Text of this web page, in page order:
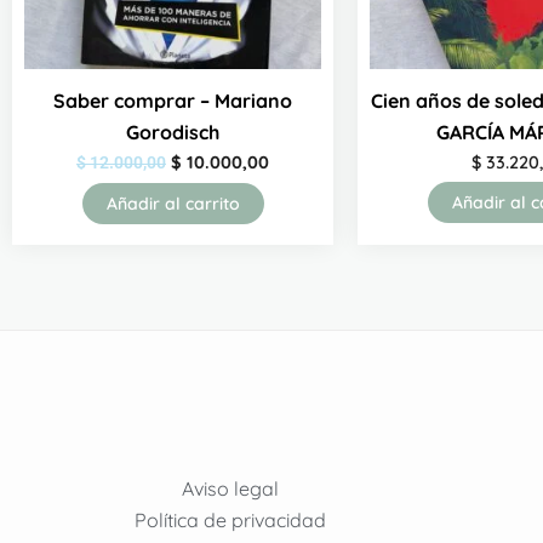
Saber comprar – Mariano
Gorodisch
$12.000,00 $ 10.000,00
Añadir al carrito
Cien años de
GARCÍA
$
Añadir al
Aviso legal
Política de privacidad